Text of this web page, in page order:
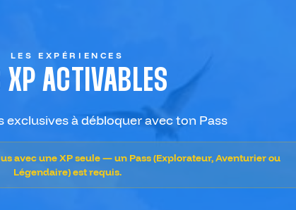
LES EXPÉRIENCES
XP ACTIVABLES
exclusives à débloquer avec ton Pass
avec une XP seule — un Pass (Explorateur, Aventurier ou
Légendaire) est requis.